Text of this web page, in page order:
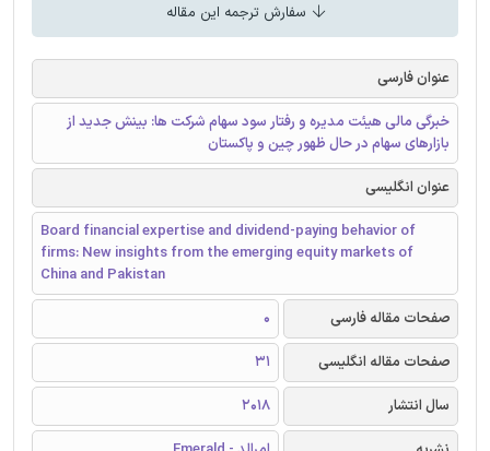
سفارش ترجمه این مقاله
عنوان فارسی
خبرگی مالی هیئت مدیره و رفتار سود سهام شرکت ها: بینش جدید از
بازارهای سهام در حال ظهور چین و پاکستان
عنوان انگلیسی
Board financial expertise and dividend-paying behavior of
firms: New insights from the emerging equity markets of
China and Pakistan
صفحات مقاله فارسی
0
صفحات مقاله انگلیسی
31
سال انتشار
2018